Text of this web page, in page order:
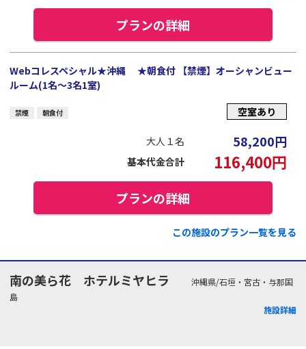
プランの詳細
Webコレスペシャル★沖縄 ★朝食付 【禁煙】オーシャンビュー
ルーム(1名～3名1室)
禁煙 朝食付 空室あり
大人１名 58,200円
基本代金合計 116,400円
プランの詳細
この施設のプラン一覧を見る
南の美ら花 ホテルミヤヒラ
沖縄県/石垣・宮古・与那国
島
施設詳細